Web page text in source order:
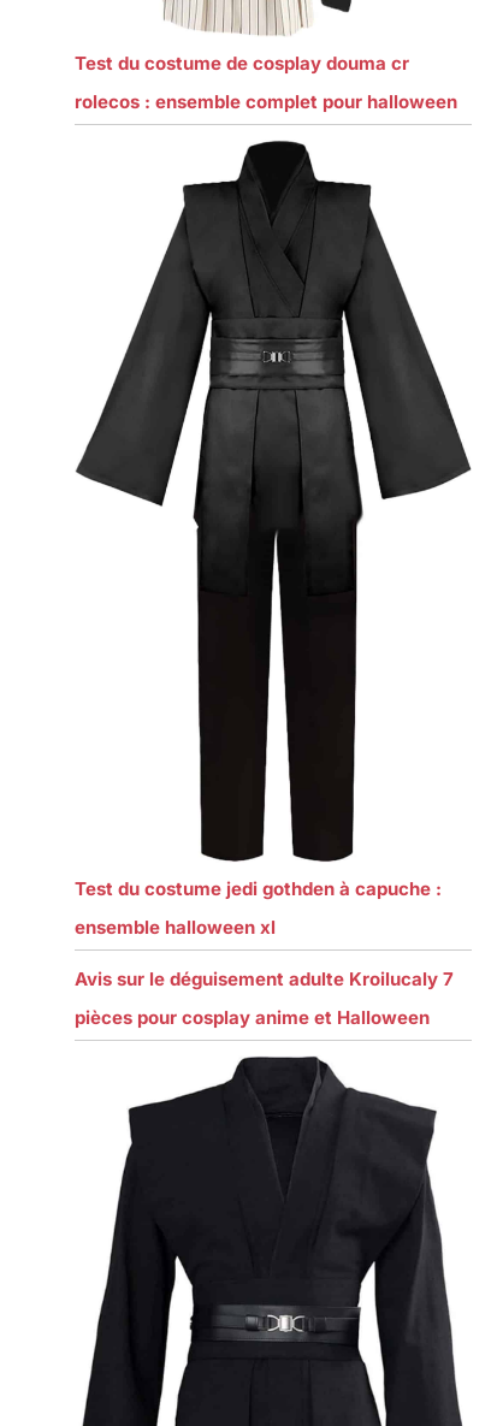
Test du costume de cosplay douma cr
rolecos : ensemble complet pour halloween
Test du costume jedi gothden à capuche :
ensemble halloween xl
Avis sur le déguisement adulte Kroilucaly 7
pièces pour cosplay anime et Halloween